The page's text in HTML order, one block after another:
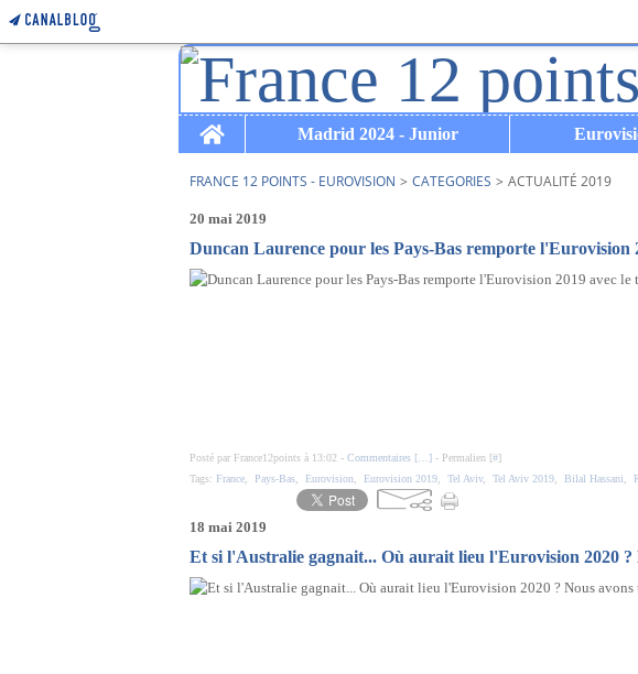
Home
Madrid 2024 - Junior
FRANCE 12 POINTS - EUROVISION > CATEGORIES > ACTUALITÉ 2019
20 mai 2019
Duncan Laurence pour les Pays-Bas remporte
Posté par France12points à 13:02 - Commentaires [ ] - Permalien [#]
Tags: France Pays-Bas Eurovision Eurovision 2019 Tel Aviv, Tel Aviv 2019 Bilal Hassani
18 mai 2019
Et si l'Australie gagnait... Où aurait lieu l'Eurovision 2020 ?